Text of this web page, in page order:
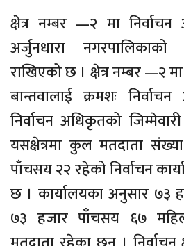
क्षेत्र नम्बर —२ मा
अर्जुनधारा
राखिएको छ । क्षेत्र नम्बर —२
बान्तवालाई क्रमशः
निर्वाचन अधिकृतको
यसक्षेत्रमा कुल मतदाता
पाँचसय २२ रहेको निर्वाचन
छ । कार्यालयका अनुसार ७३
७३ हजार पाँचसय ६७